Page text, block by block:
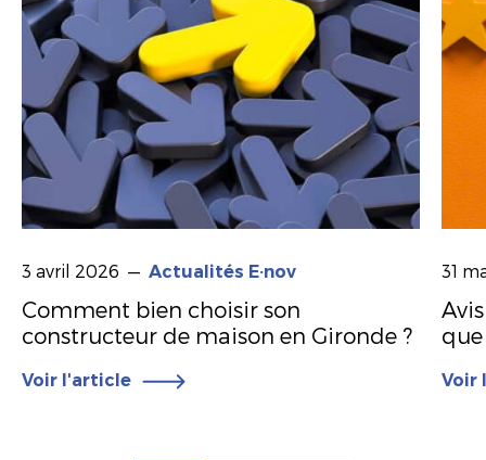
3 avril 2026 — Actualités E·nov
Comment bien choisir son
constructeur de maison en Gironde ?
Voir l'article
31
Voir